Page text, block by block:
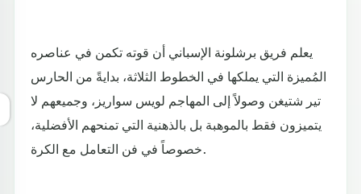
يعلم فريق برشلونة الإسباني أن قوته تكمن في عناصره
المُميزة التي يملكها في الخطوط الثلاثة، بدايةً من الحارس
تير شتيغن وصولاً إلى المهاجم لويس سواريز، وجميعهم لا
يتميزون فقط بالموهبة بل بالذهنية التي تمنحهم الأفضلية،
خصوصاً في فن التعامل مع الكرة.